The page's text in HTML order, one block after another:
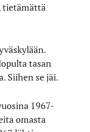
tietämättä
tasan
Siihen se jäi.
1967-
omasta